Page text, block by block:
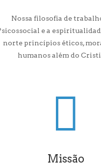
Nossa filosofia de
e a
norte princípios éticos,
humanos além do

Missão